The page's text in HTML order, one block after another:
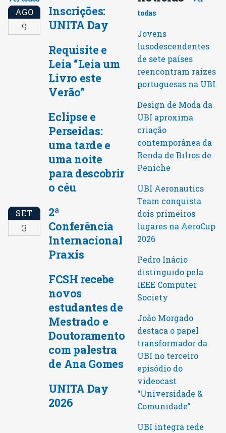
AGO
9
Inscrições:
UNITA Day
Requisite e
Leia “Leia um
Livro este
Verão”
Eclipse e
Perseidas:
uma tarde e
uma noite
para descobrir
o céu
SET
3
2ª
Conferência
Internacional
Praxis
FCSH recebe
novos
estudantes de
Mestrado e
Doutoramento
com palestra
de Ana Gomes
UNITA Day
2026
todas
Jovens
lusodescendentes
de sete países
reencontram raízes
portuguesas na UBI
Design de Moda da
UBI aproxima
criação
contemporânea da
Renda de Bilros de
Peniche
UBI Aeronautics
Team conquista
dois primeiros
lugares na AeroCup
2026
Pedro Inácio
distinguido pela
IEEE Computer
Society
João Morgado
destaca o papel
transformador da
UBI no terceiro
episódio do
videocast
“Universidade &
Comunidade”
UBI integra rede